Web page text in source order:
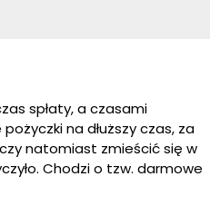
spłaty, a czasami
na dłuższy czas, za
natomiast zmieścić się w
Chodzi o tzw. darmowe